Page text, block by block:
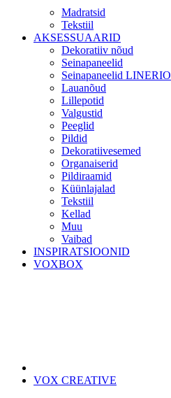
Madratsid
Tekstiil
AKSESSUAARID
Dekoratiiv nõud
Seinapaneelid
Seinapaneelid LINERIO
Lauanõud
Lillepotid
Valgustid
Peeglid
Pildid
Dekoratiivesemed
Organaiserid
Pildiraamid
Küünlajalad
Tekstiil
Kellad
Muu
Vaibad
INSPIRATSIOONID
VOXBOX
VOX CREATIVE